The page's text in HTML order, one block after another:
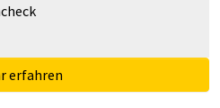
erfahren